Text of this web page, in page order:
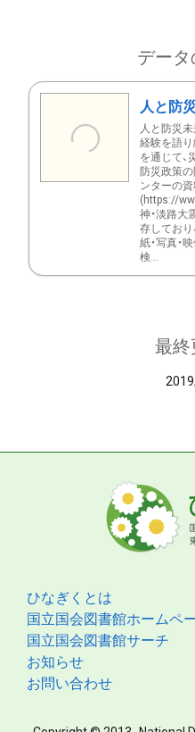
デー
人と防
人と防災未
経験を語り
を通じて、
防災政策
ンターの
(https://
神・淡路大
存しており
紙・写真・
検...
最終
ひなぎくとは
国立国会図書館ホームペ
国立国会図書館サーチ
お知らせ
お問い合わせ